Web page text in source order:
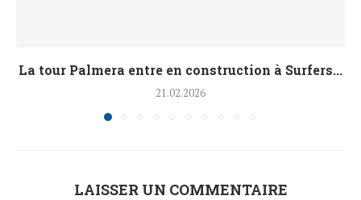
La tour Palmera entre en construction à Surfers...
21.02.2026
LAISSER UN COMMENTAIRE